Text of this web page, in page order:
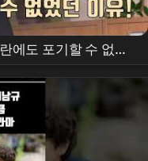
에도 포기할 수 없었
작발표회 # 김무열